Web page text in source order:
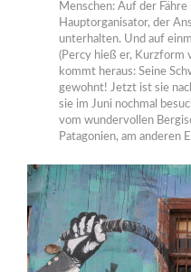
Menschen: Auf der
Hauptorganisator, der
unterhalten. Und auf
(Percy hieß er, Kurzform
kommt heraus: Seine
gewohnt! Jetzt ist sie
sie im Juni nochmal
vom wundervollen
Patagonien, am anderen